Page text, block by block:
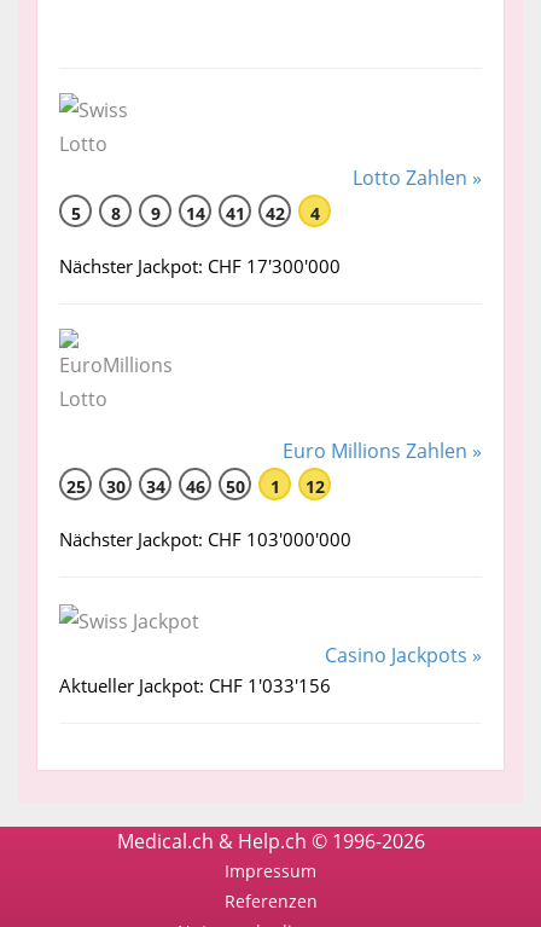
Lotto Zahlen »
5 8 9 14 41 42 4
Nächster Jackpot: CHF 17'300'000
Euro Millions Zahlen »
25 30 34 46 50 1 12
Nächster Jackpot: CHF 103'000'000
Casino Jackpots »
Aktueller Jackpot: CHF 1'033'156
Medical.ch & Help.ch © 1996-2026
Impressum
Referenzen